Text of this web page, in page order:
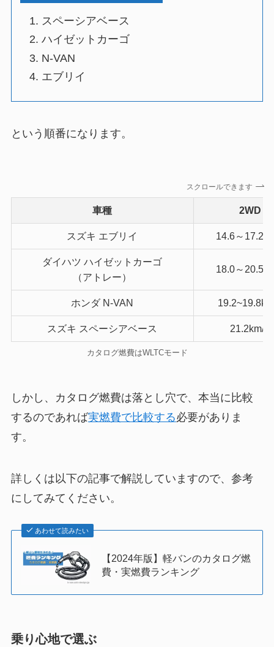
スペーシアベース
ハイゼットカーゴ
N-VAN
エブリイ
という順番になります。
スクロールできます
車種 2WD
スズキ エブリイ 14.6～
ダイハツ ハイゼットカーゴ
（アトレー）
18.0～
ホンダ N-VAN
スズキ スペーシアベース 21.2km/L
カタログ燃費はWLTCモード
しかし、カタログ燃費は落とし穴で、本当に比較
するのであれば実燃費で比較する必要がありま
す。
詳しくは以下の記事で解説していますので、参考
にしてみてください。
あわせて読みたい
【2024年版】軽バンのカタログ燃
費・実燃費ランキング
乗り心地で選ぶ